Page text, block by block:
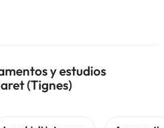
y estudios
(Tignes)